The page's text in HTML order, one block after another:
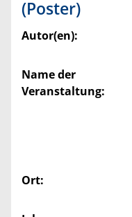
(Poster)
Autor(en):
Name der
Veranstaltung:
Ort: